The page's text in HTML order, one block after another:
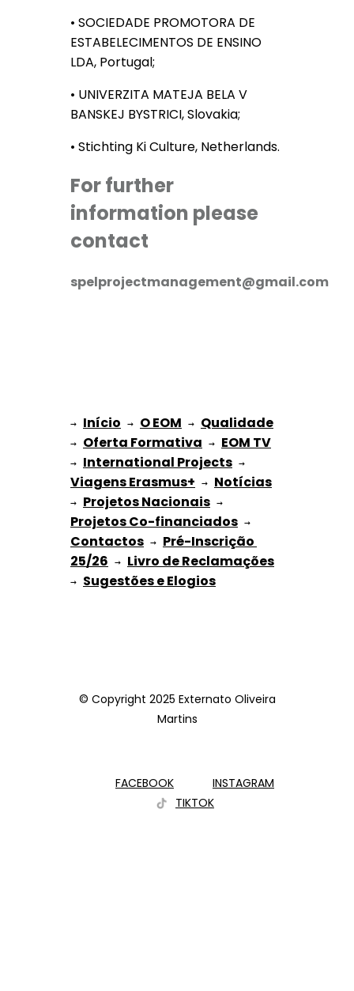
• SOCIEDADE PROMOTORA DE
ESTABELECIMENTOS DE ENSINO
LDA, Portugal;
• UNIVERZITA MATEJA BELA V
BANSKEJ BYSTRICI, Slovakia;
• Stichting Ki Culture, Netherlands.
For further
information please
contact
spelprojectmanagement@gmail.com
→ Início → O EOM → Qualidade
→ Oferta Formativa → EOM TV
→ International Projects
Viagens Erasmus+ → Notícias
→ Projetos Nacionais
Projetos Co-financiados
Contactos → Pré-Inscrição
25/26 → Livro de Reclamações
→ Sugestões e Elogios
© Copyright 2025 Externato Oliveira
Martins
FACEBOOK
INSTAGRAM
TIKTOK